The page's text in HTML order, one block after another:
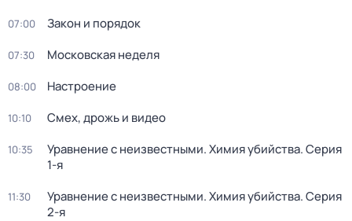
07:00 Закон и порядок
07:30 Московская неделя
08:00 Настроение
10:10 Смех, дрожь и видео
10:35 Уравнение с неизвестными. Химия убийства. Серия
1-я
11:30 Уравнение с неизвестными. Химия убийства. Серия
2-я